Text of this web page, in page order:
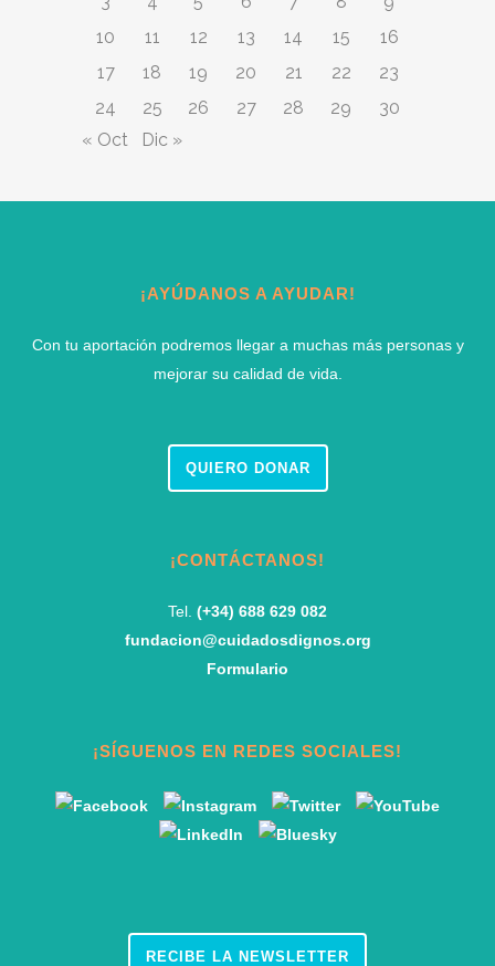
10
11 12 13 14 15
16
17
18 19 20 21 22
23
24
25 26 27 28 29
30
« Oct
Dic »
¡AYÚDANOS A AYUDAR!
Con tu aportación podremos llegar a muchas más personas y
mejorar su calidad de vida.
QUIERO DONAR
¡CONTÁCTANOS!
Tel. (+34) 688 629 082
fundacion@cuidadosdignos.org
Formulario
¡SÍGUENOS EN REDES SOCIALES!
RECIBE LA NEWSLETTER